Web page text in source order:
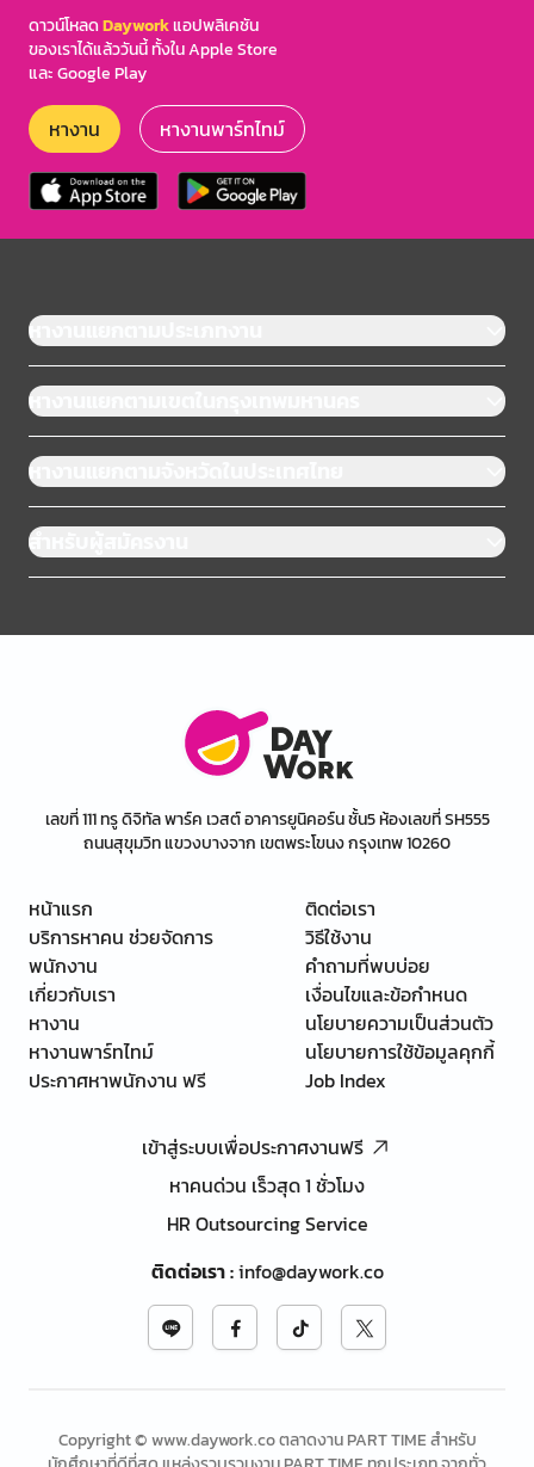
ดาวน์โหลดDayworkแอปพลิเคชัน
ของเราได้แล้ววันนี้ ทั้งใน Apple Store
และ Google Play
หางาน หางานพาร์ทไทม์
หางานแยกตามประเภทงาน
หางานแยกตามเขตในกรุงเทพมหานคร
หางานแยกตามจังหวัดในประเทศไทย
สำหรับผู้สมัครงาน
เลขที่ 111 ทรู ดิจิทัล พาร์ค เวสต์ อาคารยูนิคอร์น ชั้น5 ห้องเลขที่ SH555
ถนนสุขุมวิท แขวงบางจาก เขตพระโขนง กรุงเทพ 10260
หน้าแรก
บริการหาคน ช่วยจัดการ
พนักงาน
เกี่ยวกับเรา
หางาน
หางานพาร์ทไทม์
ประกาศหาพนักงาน ฟรี
ติดต่อเรา
วิธีใช้งาน
คำถามที่พบบ่อย
เงื่อนไขและข้อกำหนด
นโยบายความเป็นส่วนตัว
นโยบายการใช้ข้อมูลคุกกี้
Job Index
เข้าสู่ระบบเพื่อประกาศงานฟรี
หาคนด่วน เร็วสุด 1 ชั่วโมง
HR Outsourcing Service
ติดต่อเรา:info@daywork.co
Copyright © www.daywork.co ตลาดงาน PART TIME สำหรับ